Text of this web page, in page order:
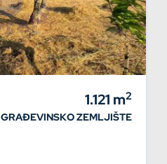
1.121 m2
GRAĐEVINSKO ZEMLJIŠTE